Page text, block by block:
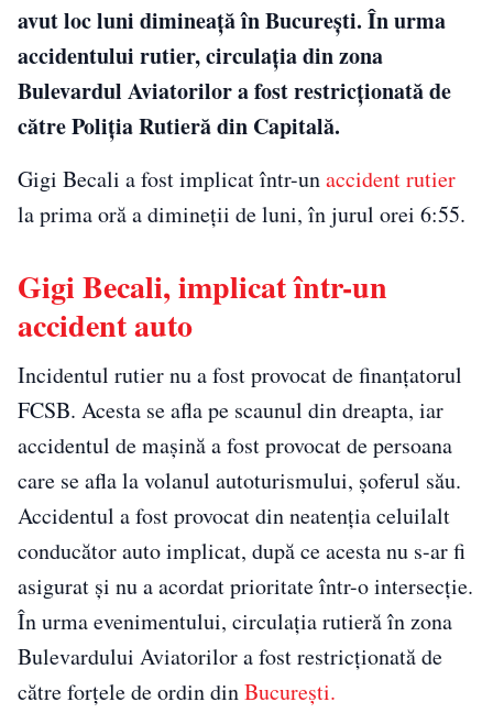
avut loc luni dimineață în București. În urma
accidentului rutier, circulația din zona
Bulevardul Aviatorilor a fost restricționată de
către Poliția Rutieră din Capitală.
Gigi Becali a fost implicat într-unaccident rutier
la prima oră a dimineții de luni, în jurul orei 6:55.
Gigi Becali, implicat într-un
accident auto
Incidentul rutier nu a fost provocat de finanțatorul
FCSB. Acesta se afla pe scaunul din dreapta, iar
accidentul de mașină a fost provocat de persoana
care se afla la volanul autoturismului, șoferul său.
Accidentul a fost provocat din neatenția celuilalt
conducător auto implicat, după ce acesta nu s-ar fi
asigurat și nu a acordat prioritate într-o intersecție.
În urma evenimentului, circulația rutieră în zona
Bulevardului Aviatorilor a fost restricționată de
către forțele de ordin dinBucurești.